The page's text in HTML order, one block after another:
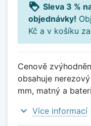
loyalty Sleva 3 %
objednávky!
Kč a v košíku
Cenově
obsahuje
mm, matný a
expand_more Více informací